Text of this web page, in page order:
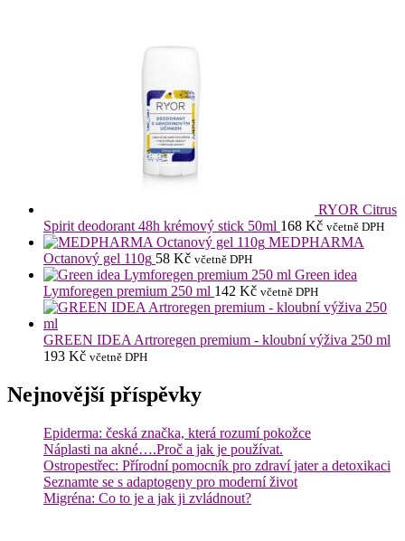
RYOR Citrus
Spirit deodorant 48h krémový stick 50ml 168 Kč včetně DPH
MEDPHARMA
Octanový gel 110g 58 Kč včetně DPH
Green idea
Lymforegen premium 250 ml 142 Kč včetně DPH
GREEN IDEA Artroregen premium - kloubní výživa 250 ml
193 Kč včetně DPH
Nejnovější příspěvky
Epiderma: česká značka, která rozumí pokožce
Náplasti na akné….Proč a jak je používat.
Ostropestřec: Přírodní pomocník pro zdraví jater a detoxikaci
Seznamte se s adaptogeny pro moderní život
Migréna: Co to je a jak ji zvládnout?